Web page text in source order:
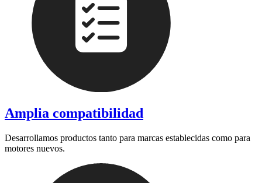
Amplia compatibilidad
Desarrollamos productos tanto para marcas establecidas como para
motores nuevos.